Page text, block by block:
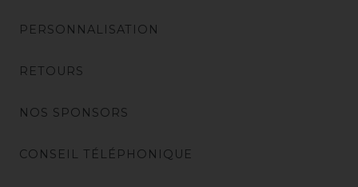
PERSONNALISATION
RETOURS
NOS SPONSORS
CONSEIL TÉLÉPHONIQUE